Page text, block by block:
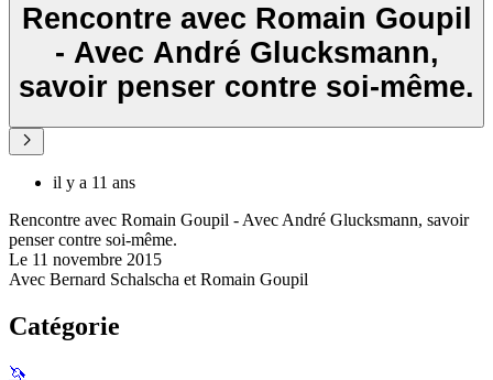
Rencontre avec Romain Goupil
- Avec André Glucksmann,
savoir penser contre soi-même.
il y a 11 ans
Rencontre avec Romain Goupil - Avec André Glucksmann, savoir
penser contre soi-même.
Le 11 novembre 2015
Avec Bernard Schalscha et Romain Goupil
Catégorie
🦄